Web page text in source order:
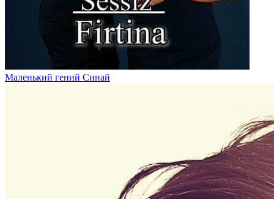
Маленький гений Синай